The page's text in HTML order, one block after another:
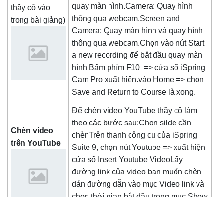
thầy cô vào
trong bài giảng)
quay màn hình.Camera: Quay hình
thông qua webcam.Screen and
Camera: Quay màn hình và quay hình
thông qua webcam.Chọn vào nút Start
a new recording để bắt đầu quay màn
hình.Bấm phím F10 => cửa sổ iSpring
Cam Pro xuất hiện.vào Home => chọn
Save and Return to Course là xong.
Chèn video
trên YouTube
Để chèn video YouTube thầy cô làm
theo các bước sau:Chọn silde cần
chènTrên thanh công cụ của iSpring
Suite 9, chọn nút Youtube => xuất hiện
cửa sổ Insert Youtube VideoLấy
đường link của video bạn muốn chèn
dán đường dẫn vào mục Video link và